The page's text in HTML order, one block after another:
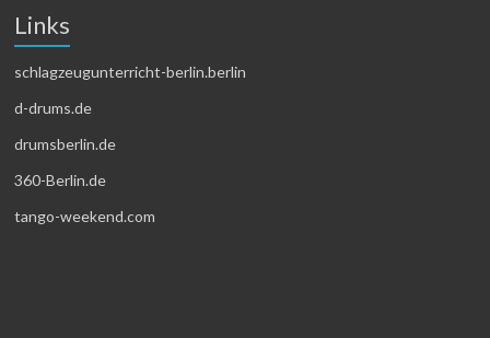
Links
schlagzeugunterricht-berlin.berlin
d-drums.de
drumsberlin.de
360-Berlin.de
tango-weekend.com